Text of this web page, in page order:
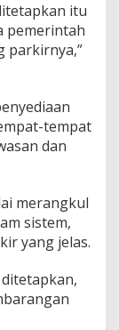
itu
pemerintah
parkirnya,”
tempat
dan
merangkul
sistem,
yang jelas.